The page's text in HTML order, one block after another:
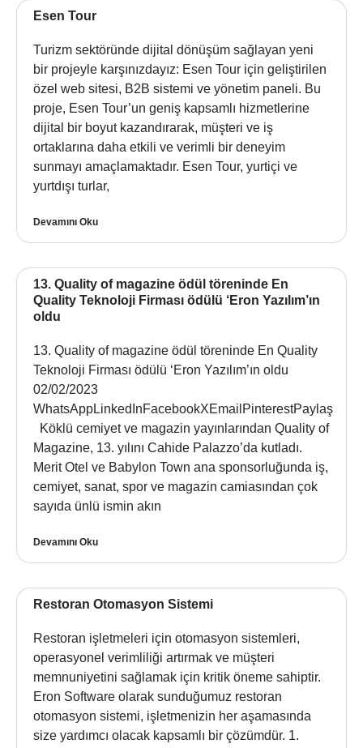
Esen Tour
Turizm sektöründe dijital dönüşüm sağlayan yeni
bir projeyle karşınızdayız: Esen Tour için geliştirilen
özel web sitesi, B2B sistemi ve yönetim paneli. Bu
proje, Esen Tour’un geniş kapsamlı hizmetlerine
dijital bir boyut kazandırarak, müşteri ve iş
ortaklarına daha etkili ve verimli bir deneyim
sunmayı amaçlamaktadır. Esen Tour, yurtiçi ve
yurtdışı turlar,
Devamını Oku
13. Quality of magazine ödül töreninde En
Quality Teknoloji Firması ödülü ‘Eron Yazılım’ın
oldu
13. Quality of magazine ödül töreninde En Quality
Teknoloji Firması ödülü ‘Eron Yazılım’ın oldu
02/02/2023
WhatsAppLinkedInFacebookXEmailPinterestPaylaş
Köklü cemiyet ve magazin yayınlarından Quality of
Magazine, 13. yılını Cahide Palazzo’da kutladı.
Merit Otel ve Babylon Town ana sponsorluğunda iş,
cemiyet, sanat, spor ve magazin camiasından çok
sayıda ünlü ismin akın
Devamını Oku
Restoran Otomasyon Sistemi
Restoran işletmeleri için otomasyon sistemleri,
operasyonel verimliliği artırmak ve müşteri
memnuniyetini sağlamak için kritik öneme sahiptir.
Eron Software olarak sunduğumuz restoran
otomasyon sistemi, işletmenizin her aşamasında
size yardımcı olacak kapsamlı bir çözümdür. 1.